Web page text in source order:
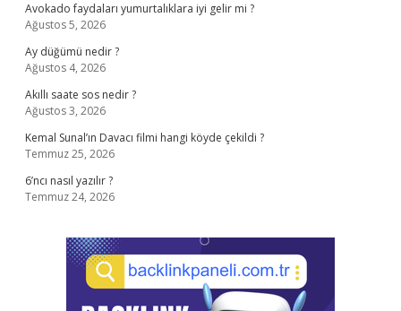
Avokado faydaları yumurtalıklara iyi gelir mi ?
Ağustos 5, 2026
Ay düğümü nedir ?
Ağustos 4, 2026
Akıllı saate sos nedir ?
Ağustos 3, 2026
Kemal Sunal’ın Davacı filmi hangi köyde çekildi ?
Temmuz 25, 2026
6’ncı nasıl yazılır ?
Temmuz 24, 2026